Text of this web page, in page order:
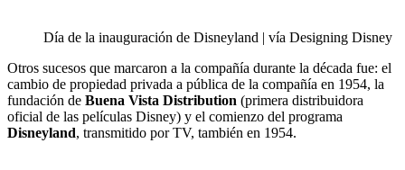
Día de la inauguración de Disneyland | vía Designing Disney
Otros sucesos que marcaron a la compañía durante la década fue: el
cambio de propiedad privada a pública de la compañía en 1954, la
fundación de Buena Vista Distribution (primera distribuidora
oficial de las películas Disney) y el comienzo del programa
Disneyland, transmitido por TV, también en 1954.